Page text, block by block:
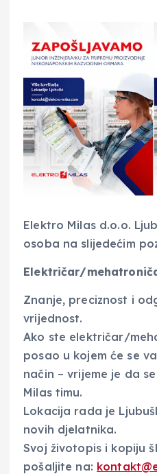
Elektro Milas d.o.o.
osoba na slijedećim
Električar/
Znanje, preciznost i
vrijednost.
Ako ste električar/
posao u kojem će se
način – vrijeme je da
Milas timu.
Lokacija rada je
novih djelatnika.
Svoj životopis i kopiju
pošaljite na: